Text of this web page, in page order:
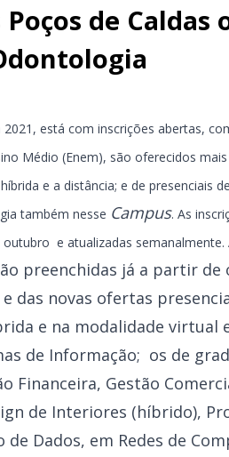
de Caldas
está com inscrições abertas,
Médio (Enem), são oferecidos
e a distância; e de presenciais
também nesse Campus. As
e atualizadas semanalmente.
preenchidas já a partir
das novas ofertas
e na modalidade virtual
de Informação; os de
Financeira, Gestão
de Interiores (híbrido),
Dados, em Redes de